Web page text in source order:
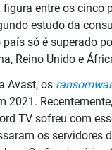
figura entre os cinco
estudo da
país só é superado
Reino Unido e
Avast, os
2021.
TV sofreu com
os servidores